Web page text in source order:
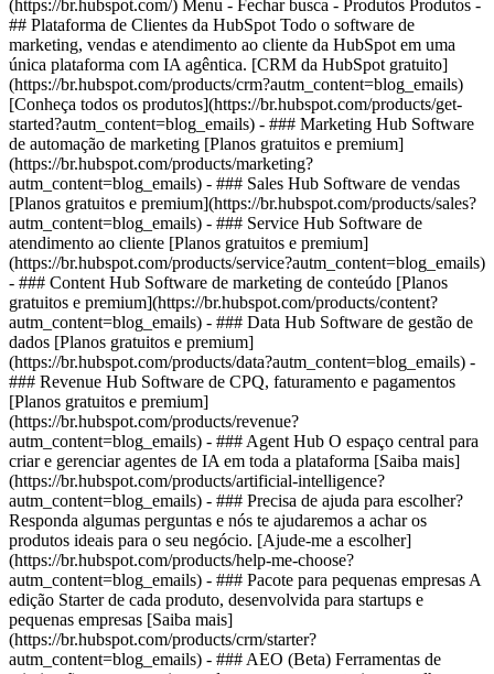
(https://br.hubspot.com/) Menu - Fechar busca - Produtos Produtos -
## Plataforma de Clientes da HubSpot Todo o software de
marketing, vendas e atendimento ao cliente da HubSpot em uma
única plataforma com IA agêntica. [CRM da HubSpot gratuito]
(https://br.hubspot.com/products/crm?autm_content=blog_emails)
[Conheça todos os produtos](https://br.hubspot.com/products/get-
started?autm_content=blog_emails) - ### Marketing Hub Software
de automação de marketing [Planos gratuitos e premium]
(https://br.hubspot.com/products/marketing?
autm_content=blog_emails) - ### Sales Hub Software de vendas
[Planos gratuitos e premium](https://br.hubspot.com/products/sales?
autm_content=blog_emails) - ### Service Hub Software de
atendimento ao cliente [Planos gratuitos e premium]
(https://br.hubspot.com/products/service?autm_content=blog_emails)
- ### Content Hub Software de marketing de conteúdo [Planos
gratuitos e premium](https://br.hubspot.com/products/content?
autm_content=blog_emails) - ### Data Hub Software de gestão de
dados [Planos gratuitos e premium]
(https://br.hubspot.com/products/data?autm_content=blog_emails) -
### Revenue Hub Software de CPQ, faturamento e pagamentos
[Planos gratuitos e premium]
(https://br.hubspot.com/products/revenue?
autm_content=blog_emails) - ### Agent Hub O espaço central para
criar e gerenciar agentes de IA em toda a plataforma [Saiba mais]
(https://br.hubspot.com/products/artificial-intelligence?
autm_content=blog_emails) - ### Precisa de ajuda para escolher?
Responda algumas perguntas e nós te ajudaremos a achar os
produtos ideais para o seu negócio. [Ajude-me a escolher]
(https://br.hubspot.com/products/help-me-choose?
autm_content=blog_emails) - ### Pacote para pequenas empresas A
edição Starter de cada produto, desenvolvida para startups e
pequenas empresas [Saiba mais]
(https://br.hubspot.com/products/crm/starter?
autm_content=blog_emails) - ### AEO (Beta) Ferramentas de